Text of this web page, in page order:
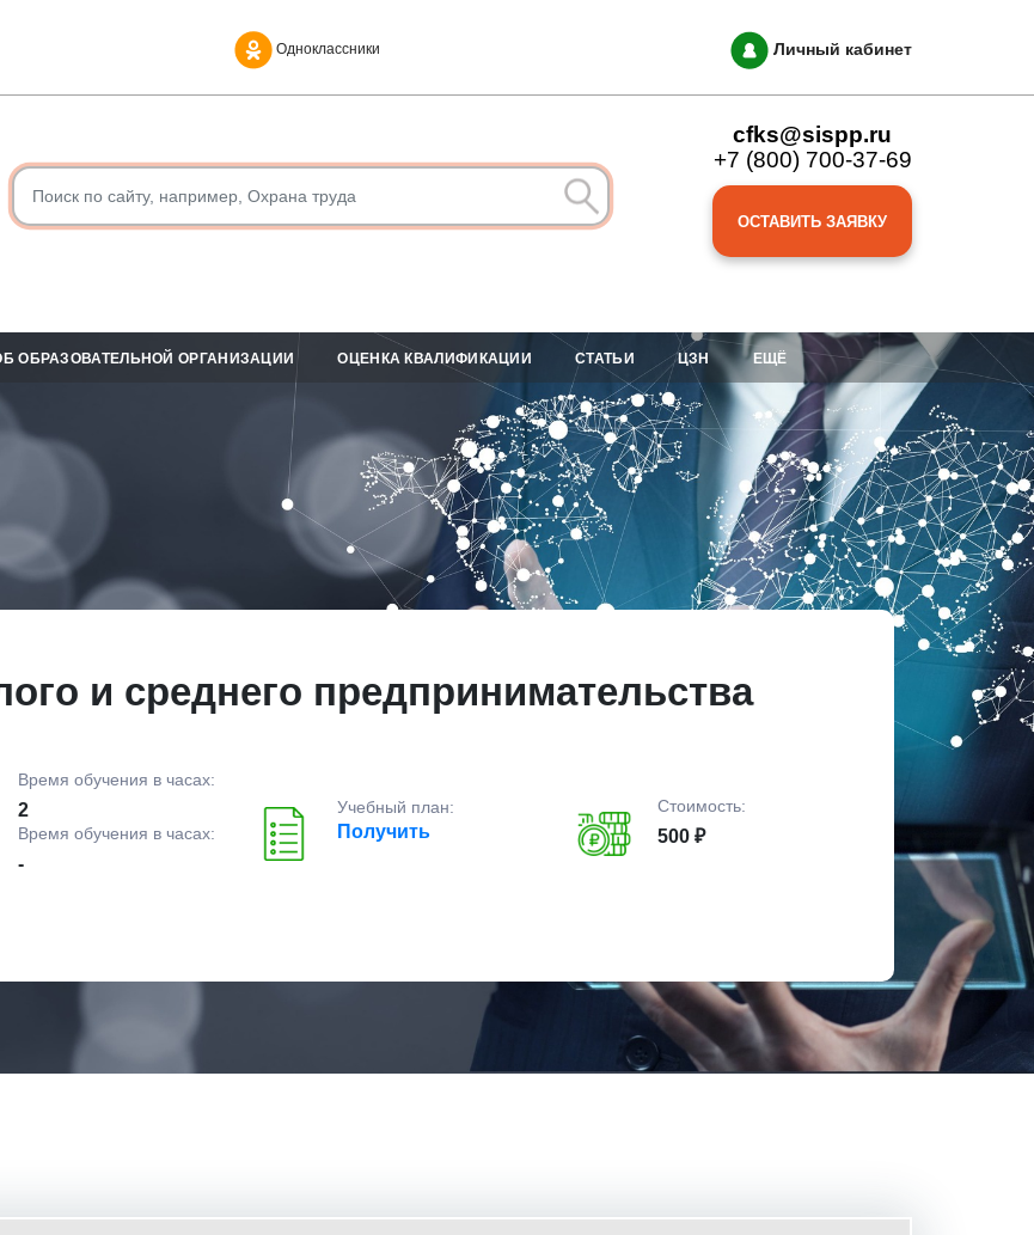
Одноклассники Личный кабинет
cfks@sispp.ru
+7 (800) 700-37-69
ОСТАВИТЬ ЗАЯВКУ
ОБРАЗОВАТЕЛЬНОЙ ОРГАНИЗАЦИИ ОЦЕНКА КВАЛИФИКАЦИИ СТАТЬИ ЦЗН ЕЩЁ
и среднего предпринимательства
Время обучения в часах:
2
Время обучения в часах:
-
Учебный план:
Получить
Стоимость:
500 ₽